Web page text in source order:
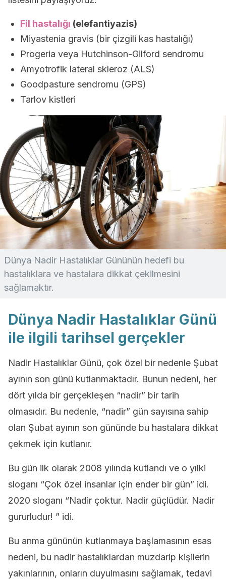
Fil hastalığı (elefantiyazis)
Miyastenia gravis (bir çizgili kas hastalığı)
Progeria veya Hutchinson-Gilford sendromu
Amyotrofik lateral skleroz (ALS)
Goodpasture sendromu (GPS)
Tarlov kistleri
Dünya Nadir Hastalıklar Gününün hedefi bu
hastalıklara ve hastalara dikkat çekilmesini
sağlamaktır.
Dünya Nadir Hastalıklar Günü
ile ilgili tarihsel gerçekler
Nadir Hastalıklar Günü, çok özel bir nedenle Şubat
ayının son günü kutlanmaktadır. Bunun nedeni, her
dört yılda bir gerçekleşen “nadir” bir tarih
olmasıdır. Bu nedenle, “nadir” gün sayısına sahip
olan Şubat ayının son gününde bu hastalara dikkat
çekmek için kutlanır.
Bu gün ilk olarak 2008 yılında kutlandı ve o yılki
sloganı “Çok özel insanlar için ender bir gün” idi.
2020 sloganı “Nadir çoktur. Nadir güçlüdür. Nadir
gururludur! ” idi.
Bu anma gününün kutlanmaya başlamasının esas
nedeni, bu nadir hastalıklardan muzdarip kişilerin
yakınlarının, onların duyulmasını sağlamak, tedavi